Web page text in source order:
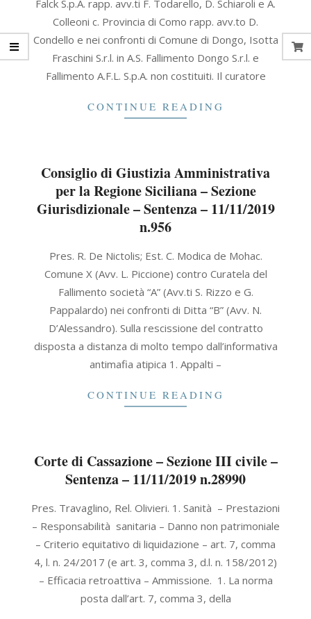
11
Falck S.p.A. rapp. avv.ti F. Todarello, D. Schiaroli e A.
Colleoni c. Provincia di Como rapp. avv.to D.
Condello e nei confronti di Comune di Dongo, Isotta
Fraschini S.r.l. in A.S. Fallimento Dongo S.r.l. e
Fallimento A.F.L. S.p.A. non costituiti. Il curatore
CONTINUE READING
Consiglio di Giustizia Amministrativa
per la Regione Siciliana – Sezione
Giurisdizionale – Sentenza – 11/11/2019
n.956
Pres. R. De Nictolis; Est. C. Modica de Mohac.
Comune X (Avv. L. Piccione) contro Curatela del
Fallimento società “A” (Avv.ti S. Rizzo e G.
Pappalardo) nei confronti di Ditta “B” (Avv. N.
D’Alessandro). Sulla rescissione del contratto
disposta a distanza di molto tempo dall’informativa
antimafia atipica 1. Appalti –
CONTINUE READING
Corte di Cassazione – Sezione III civile –
Sentenza – 11/11/2019 n.28990
11-
11
Pres. Travaglino, Rel. Olivieri. 1. Sanità – Prestazioni
– Responsabilità sanitaria – Danno non patrimoniale
– Criterio equitativo di liquidazione – art. 7, comma
4, l. n. 24/2017 (e art. 3, comma 3, d.l. n. 158/2012)
– Efficacia retroattiva – Ammissione. 1. La norma
posta dall’art. 7, comma 3, della